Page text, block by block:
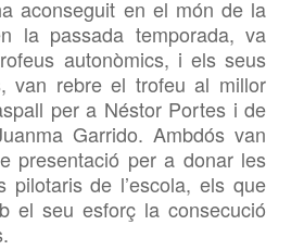
aconseguit en el món de la
la passada temporada, va
autonòmics, i els seus
van rebre el trofeu al millor
per a Néstor Portes i de
Garrido. Ambdós van
presentació per a donar les
pilotaris de l’escola, els que
el seu esforç la consecució